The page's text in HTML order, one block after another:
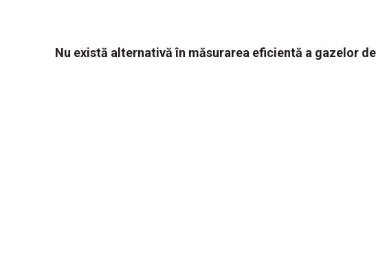
Nu există alternativă în măsurarea eficientă a gazelor